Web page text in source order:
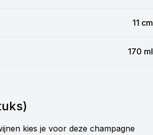
11 cm
170 ml
kies je voor deze champagne